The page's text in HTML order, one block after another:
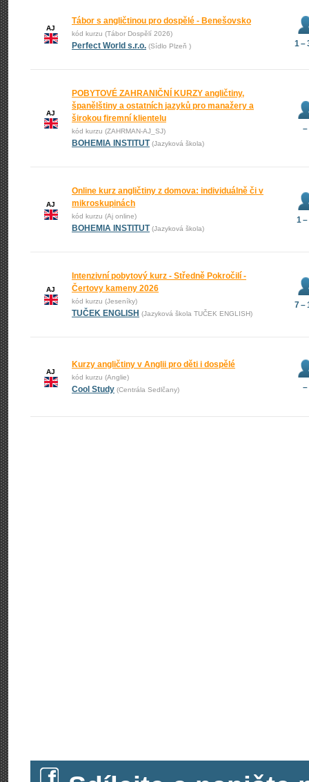
AJ
Tábor s angličtinou pro dospělé - Benešovsko
kód kurzu (Tábor Dospělí 2026)
Perfect World s.r.o. (Sídlo Plzeň ) 1 –
AJ
POBYTOVÉ ZAHRANIČNÍ KURZY angličtiny,
španělštiny a ostatních jazyků pro manažery a
širokou firemní klientelu
kód kurzu (ZAHRMAN-AJ_SJ)
BOHEMIA INSTITUT (Jazyková škola)
–
AJ
Online kurz angličtiny z domova: individuálně či v
mikroskupinách
kód kurzu (Aj online)
BOHEMIA INSTITUT (Jazyková škola)
1
AJ
Intenzivní pobytový kurz - Středně Pokročilí -
Čertovy kameny 2026
kód kurzu (Jeseníky)
TUČEK ENGLISH (Jazyková škola TUČEK ENGLISH)
7 –
AJ
Kurzy angličtiny v Anglii pro děti i dospělé
kód kurzu (Anglie)
Cool Study (Centrála Sedlčany) –